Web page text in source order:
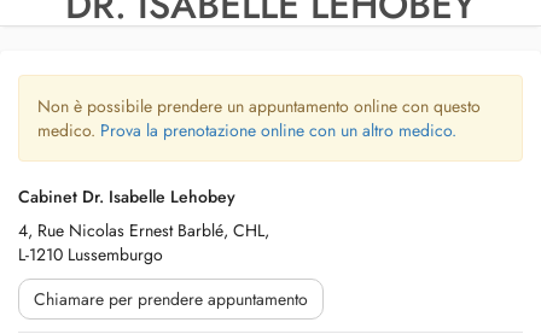
Non è possibile prendere un appuntamento online con questo
medico. Prova la prenotazione online con un altro medico.
Cabinet Dr. Isabelle Lehobey
4, Rue Nicolas Ernest Barblé, CHL,
L-1210 Lussemburgo
Chiamare per prendere appuntamento